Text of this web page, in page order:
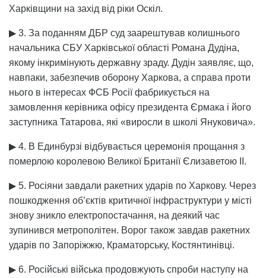
Харківщини на захід від ріки Оскіл.
▶ 3. За поданням ДБР суд заарештував колишнього
начальника СБУ Харківської області Романа Дудіна,
якому інкримінують державну зраду. Дудін заявляє, що,
навпаки, забезпечив оборону Харкова, а справа проти
нього в інтересах ФСБ Росії фабрикується на
замовлення керівника офісу президента Єрмака і його
заступника Татарова, які «виросли в школі Януковича».
▶ 4. В Единбурзі відбувається церемонія прощання з
померлою королевою Великої Британії Єлизаветою ІІ.
▶ 5. Росіяни завдали ракетних ударів по Харкову. Через
пошкодження об’єктів критичної інфраструктури у місті
знову зникло електропостачання, на деякий час
зупинився метрополітен. Ворог також завдав ракетних
ударів по Запоріжжю, Краматорську, Костянтинівці.
▶ 6. Російські війська продовжують спроби наступу на